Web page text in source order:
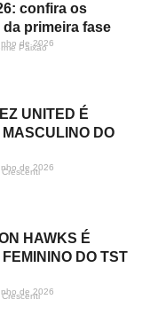
confira os
primeira fase
de 2026
Paixão
UNITED É
DO
de 2026
HAWKS É
DO TST
de 2026